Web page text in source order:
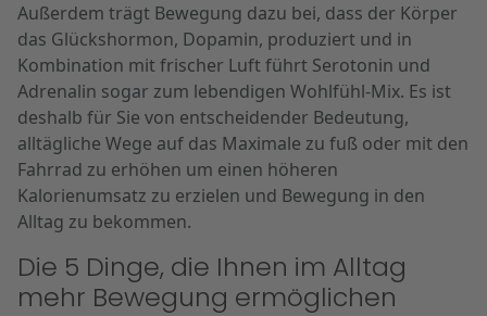
Außerdem trägt Bewegung dazu bei, dass der Körper
das Glückshormon, Dopamin, produziert und in
Kombination mit frischer Luft führt Serotonin und
Adrenalin sogar zum lebendigen Wohlfühl-Mix. Es ist
deshalb für Sie von entscheidender Bedeutung,
alltägliche Wege auf das Maximale zu fuß oder mit den
Fahrrad zu erhöhen um einen höheren
Kalorienumsatz zu erzielen und Bewegung in den
Alltag zu bekommen.
Die 5 Dinge, die Ihnen im Alltag
mehr Bewegung ermöglichen